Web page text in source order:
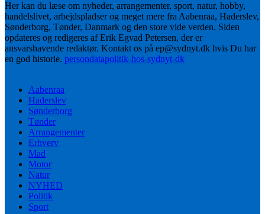
Her kan du læse om nyheder, arrangementer, sport, natur, hobby,
handelslivet, arbejdspladser og meget mere fra Aabenraa, Haderslev,
Sønderborg, Tønder, Danmark og den store vide verden. Siden
opdateres og redigeres af Erik Egvad Petersen, der er
ansvarshavende redaktør. Kontakt os på ep@sydnyt.dk hvis Du har
en god historie. persondatapolitik-hos-sydnyt-dk
Aabenraa
Haderslev
Sønderborg
Tønder
Arrangementer
Erhverv
Mad
Motor
Natur
NYHED
Politik
Sport